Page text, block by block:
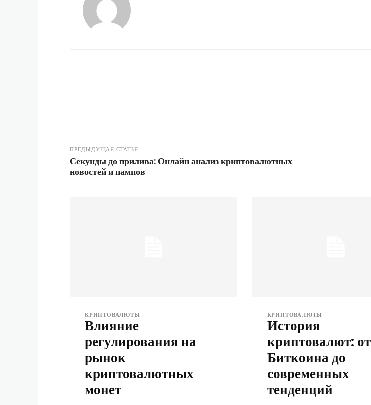
ПРЕДЫДУЩАЯ СТАТЬЯ
Секунды до прилива: Онлайн анализ криптовалютных
новостей и пампов
КРИПТОВАЛЮТЫ
Влияние
регулирования на
рынок
криптовалютных
монет
КРИПТОВАЛЮТЫ
История
криптовалют: от
Биткоина до
современных
тенденций